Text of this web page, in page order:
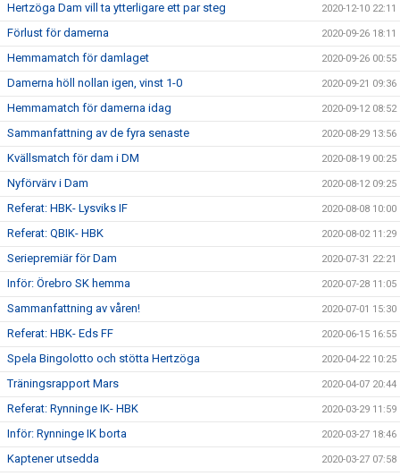
Hertzöga Dam vill ta ytterligare ett par steg 2020-12-10 22:11
Förlust för damerna 2020-09-26 18:11
Hemmamatch för damlaget 2020-09-26 00:55
Damerna höll nollan igen, vinst 1-0 2020-09-21 09:36
Hemmamatch för damerna idag 2020-09-12 08:52
Sammanfattning av de fyra senaste 2020-08-29 13:56
Kvällsmatch för dam i DM 2020-08-19 00:25
Nyförvärv i Dam 2020-08-12 09:25
Referat: HBK- Lysviks IF 2020-08-08 10:00
Referat: QBIK- HBK 2020-08-02 11:29
Seriepremiär för Dam 2020-07-31 22:21
Inför: Örebro SK hemma 2020-07-28 11:05
Sammanfattning av våren! 2020-07-01 15:30
Referat: HBK- Eds FF 2020-06-15 16:55
Spela Bingolotto och stötta Hertzöga 2020-04-22 10:25
Träningsrapport Mars 2020-04-07 20:44
Referat: Rynninge IK- HBK 2020-03-29 11:59
Inför: Rynninge IK borta 2020-03-27 18:46
Kaptener utsedda 2020-03-27 07:58